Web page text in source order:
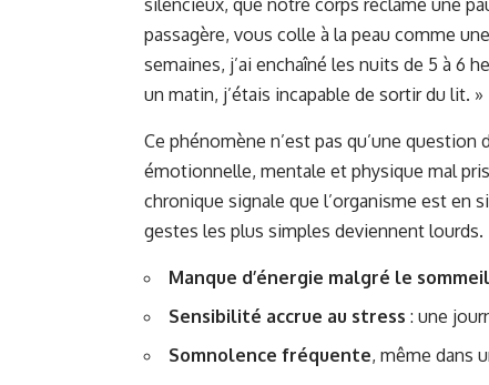
silencieux, que notre corps réclame une
passagère, vous colle à la peau comme
semaines, j’ai enchaîné les nuits de 5 à 6
un matin, j’étais incapable de sortir du lit. »
Ce phénomène n’est pas qu’une
émotionnelle, mentale et physique mal
chronique signale que l’organisme est en
gestes les plus simples deviennent lourds.
Manque d’énergie malgré le sommeil
Sensibilité accrue au stress : une
Somnolence fréquente, même dans